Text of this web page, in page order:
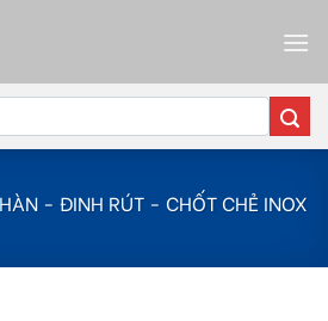
- ĐINH RÚT - CHỐT CHẺ INOX